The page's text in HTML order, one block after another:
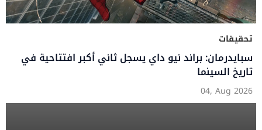
تحقيقات
سبايدرمان: براند نيو داي يسجل ثاني أكبر افتتاحية في
تاريخ السينما
04, Aug 2026